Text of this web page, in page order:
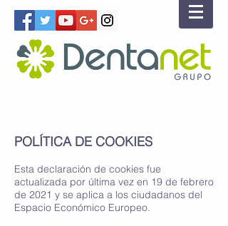
POLÍTICA DE COOKIES
Esta declaración de cookies fue
actualizada por última vez en 19 de febrero
de 2021 y se aplica a los ciudadanos del
Espacio Económico Europeo.